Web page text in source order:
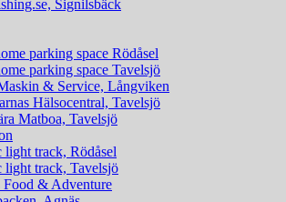
Signilsbäck
parking space Rödåsel
parking space Tavelsjö
& Service, Långviken
Hälsocentral, Tavelsjö
Matboa, Tavelsjö
light track, Rödåsel
light track, Tavelsjö
Food & Adventure